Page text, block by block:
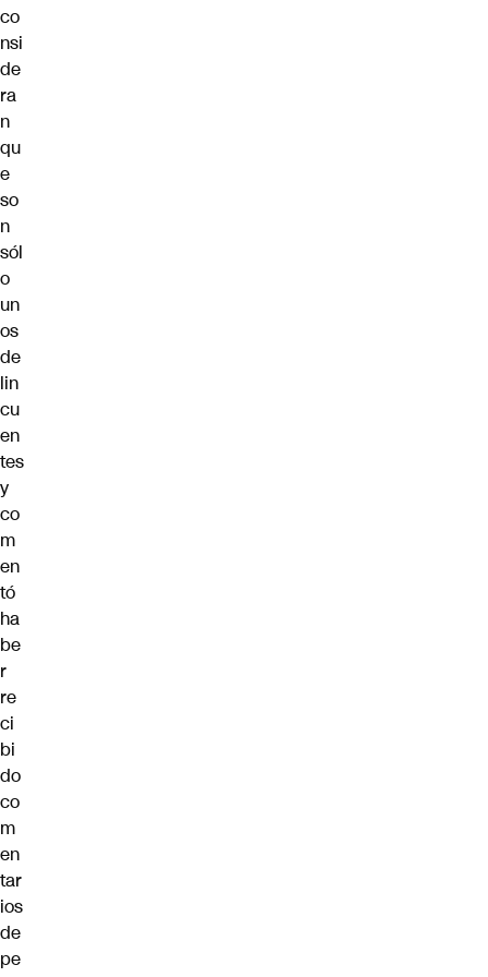
co
nsi
de
ra
n
qu
e
so
n
sól
o
un
os
de
lin
cu
en
tes
y
co
m
en
tó
ha
be
r
re
ci
bi
do
co
m
en
tar
ios
de
pe